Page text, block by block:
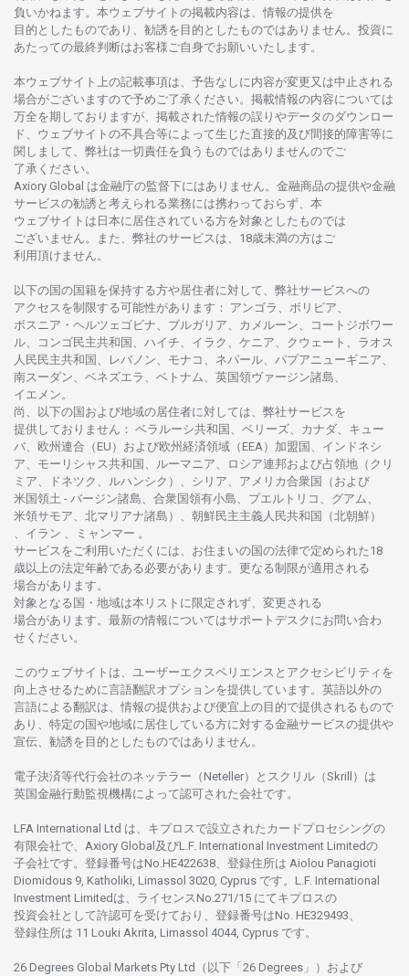
負いかね ます。 本ウェブサイトの掲載内容は、 情報の提供を
目的としたものであり、 勧誘を 目的としたものではありません。 投資に
あたっての最終判断はお客様ご自身でお願いいたします。
本ウェブサイト 上の記載事項は、 予告なしに 内容が変更又は中止さ れる
場合がございますので予めご了承ください。 掲載情報の内容については
万全を期しておりますが、 掲載さ れた情報の誤りやデータのダウンロー
ド、 ウェブサイトの不具合等に よって生じた 直接的及び間接的障害等に
関し まして、 弊社は一切責任を負うものではありませんのでご
了承ください。
Axiory Global は金融庁の監督下にはありません。 金融商品の提供や金融
サービスの勧誘と 考えられる業務には携わっておらず、 本
ウェブサイトは 日本に 居住さ れている方を対象としたものでは
ございません。
また、 弊社のサービスは、18歳未満の方は ご
利用頂けません 。
以下の国の国籍を保持する方や居住者に対して、 弊社サービスへの
アクセスを制限する可能性があります ： アンゴラ、ボリビア、
ボスニア ・ ヘルツェゴビナ、ブルガリア、カメルーン、コートジボワー
ル、
コンゴ民主共和国、ハイチ、イラク、ケニア、クウェート、 ラオス
人民民主共和国、レバノン、モナコ、ネパール、パプアニューギニア、
南スーダン、ベネズエラ、ベトナム、 英国領ヴァージン諸島、
イエメン。
尚、 以下の国および地域の居住者に対しては、 弊社サービスを
提供しておりません ： ベラルーシ共和国、ベリーズ、カナダ、キュー
バ、 欧州連合 （EU） および欧州経済領域 （EEA）加盟国、インドネシ
ア、 モーリシャス共和国、ルーマニア、 ロシア連邦および占領地 （クリ
ミア、ドネツク、ルハンシク）、シリア、 アメリカ合衆国 （および
米国領土 - バージン諸島、合衆国領有小島、プエルトリコ、グアム、
米領サモア、 北マリアナ諸島）、 朝鮮民主主義人民共和国 （北朝鮮）
、イラン 、ミャンマー 。
サービスを ご利用いただくには、お住まいの国の法律で定められた 18
歳以上の法定年齢である必要があります。 更なる制限が適用さ れる
場合があります。
対象となる国 ・ 地域は本 リストに限定さ れず、 変更さ れる
場合があります。 最新の情報についてはサポートデスクに お問い合わ
せくださ い。
このウェブサイトは、 ユーザーエクスペリエンスと アクセシビリティを
向上さ せるために言語翻訳オプションを提供しています。 英語以外の
言語に よる翻訳は、 情報の提供および便宜上の目的で提供さ れるもので
あり、 特定の国や地域に 居住している方に対する金融サービスの提供や
宣伝、 勧誘を 目的としたものではありません。
電子決済等代行会社のネッテラー （Neteller）と スクリル （Skrill）は
英国金融行動監視機構に よって認可さ れた会社です。
LFA International Ltd は、 キプロスで設立さ れた カードプロセシングの
有限会社で、Axiory Global及びL.F. International Investment Limitedの
子会社です。 登録番号はNo.HE422638、 登録住所は Aiolou Panagioti
Diomidous 9, Katholiki, Limassol 3020, Cyprus です。L.F. International
Investment Limitedは、 ライセンスNo.271/15 にてキプロスの
投資会社として許認可を受けており、 登録番号はNo. HE329493、
登録住所は 11 Louki Akrita, Limassol 4044, Cyprus です。
26 Degrees Global Markets Pty Ltd（以下「26 Degrees」） および